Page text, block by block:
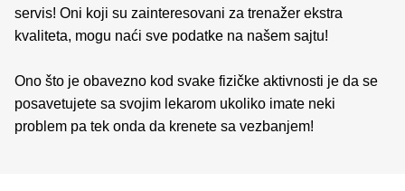
servis! Oni koji su zainteresovani za trenažer ekstra
kvaliteta, mogu naći sve podatke na našem sajtu!
Ono što je obavezno kod svake fizičke aktivnosti je da se
posavetujete sa svojim lekarom ukoliko imate neki
problem pa tek onda da krenete sa vezbanjem!